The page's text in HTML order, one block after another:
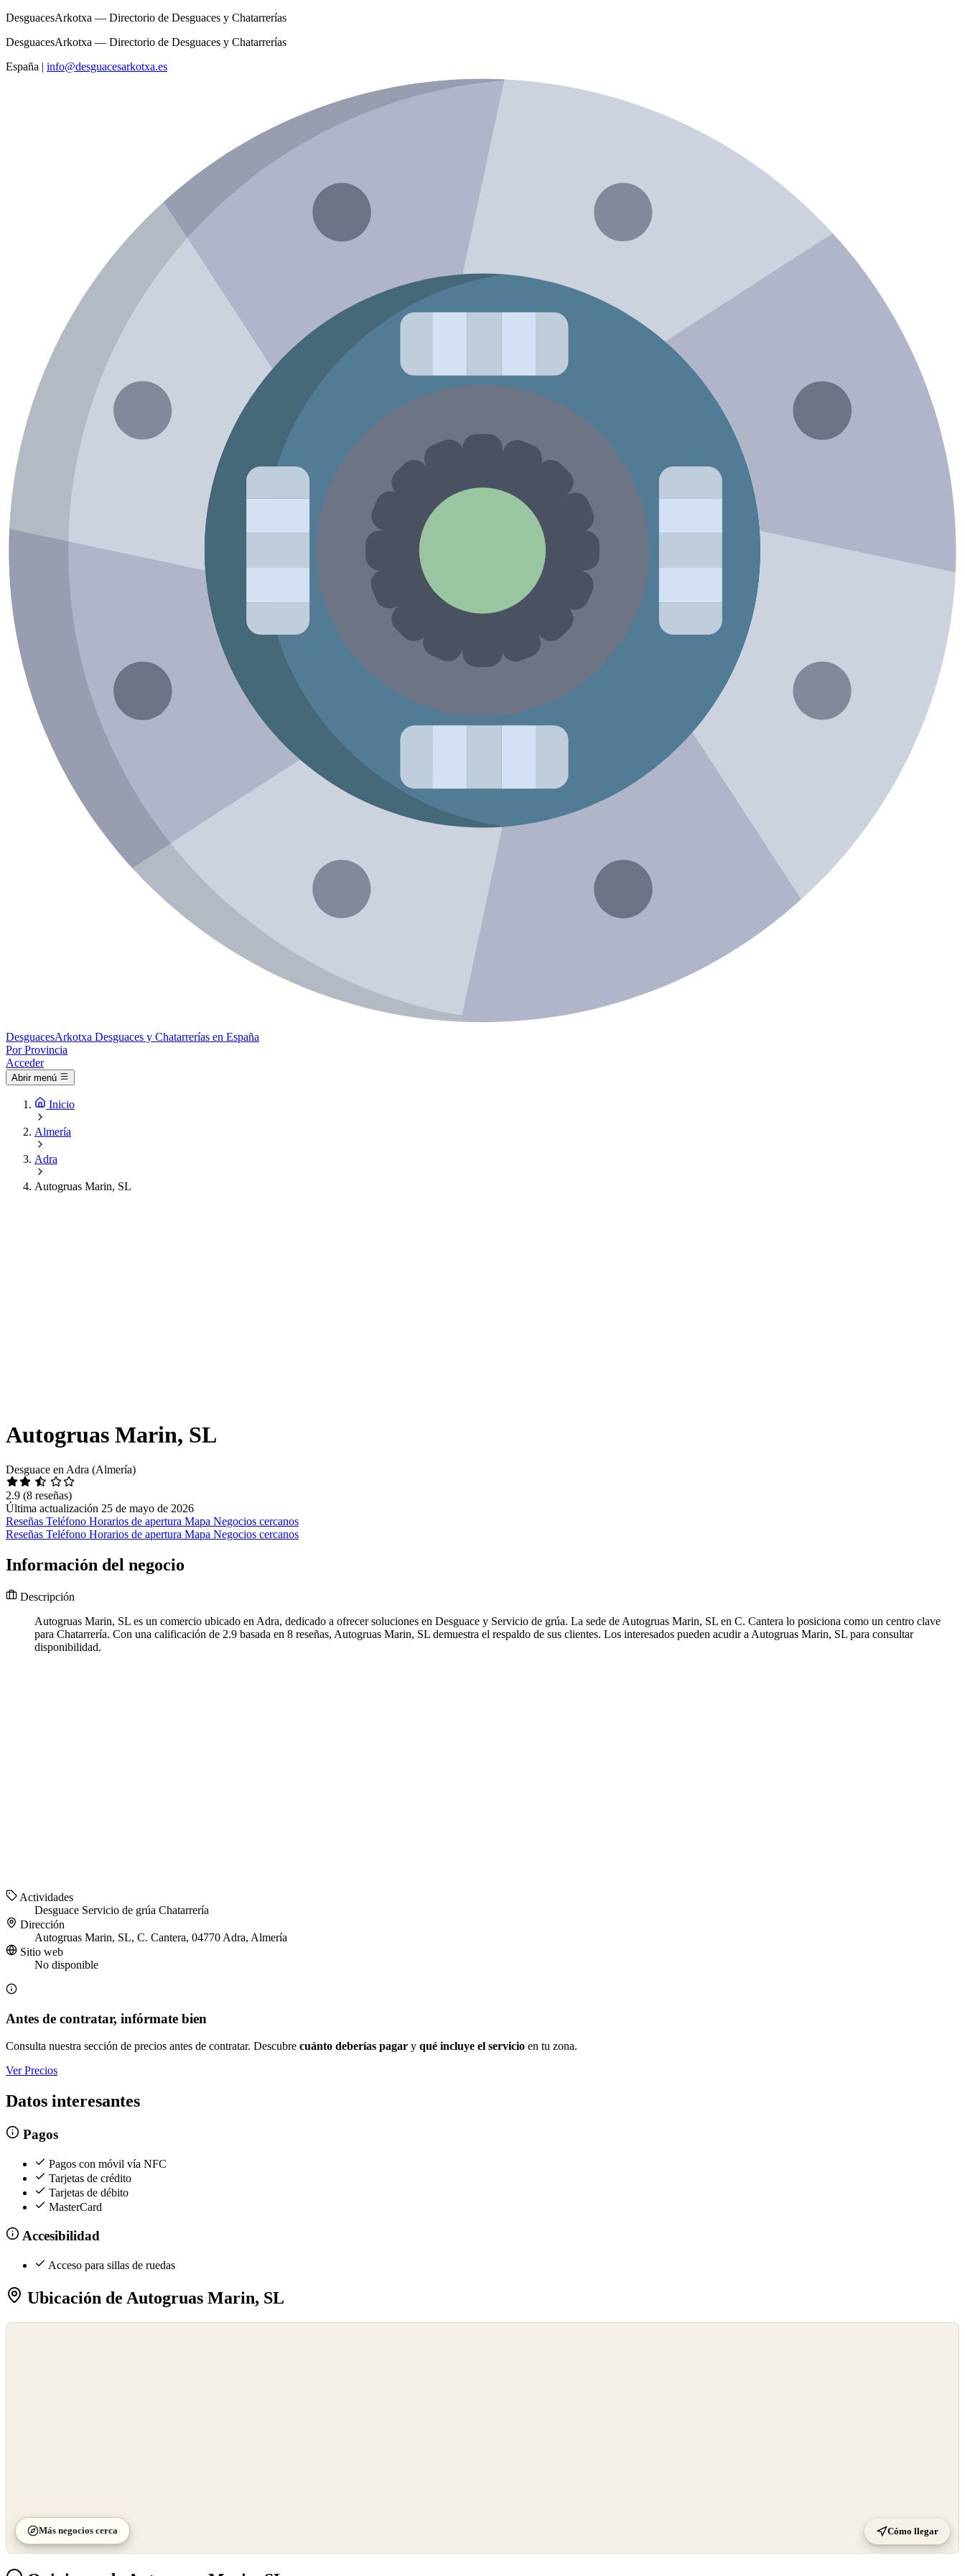
DesguacesArkotxa — Directorio de Desguaces y Chatarrerías
DesguacesArkotxa — Directorio de Desguaces y Chatarrerías
España | info@desguacesarkotxa.es
DesguacesArkotxa Desguaces y Chatarrerías en España
Por Provincia
Acceder
Abrir menú
Inicio
Almería
Adra
Autogruas Marin, SL
Autogruas Marin, SL
Desguace en Adra (Almería)
2.9 (8 reseñas)
Última actualización 25 de mayo de 2026
Reseñas Teléfono Horarios de apertura Mapa Negocios cercanos
Reseñas Teléfono Horarios de apertura Mapa Negocios cercanos
Información del negocio
Descripción
Autogruas Marin, SL es un comercio ubicado en Adra, dedicado a ofrecer soluciones en Desguace y Servicio de grúa. La sede de Autogruas Marin, SL en C. Cantera lo posiciona como un centro clave
para Chatarrería. Con una calificación de 2.9 basada en 8 reseñas, Autogruas Marin, SL demuestra el respaldo de sus clientes. Los interesados pueden acudir a Autogruas Marin, SL para consultar
disponibilidad.
Actividades
Desguace Servicio de grúa Chatarrería
Dirección
Autogruas Marin, SL, C. Cantera, 04770 Adra, Almería
Sitio web
No disponible
Antes de contratar, infórmate bien
Consulta nuestra sección de precios antes de contratar. Descubre cuánto deberías pagar y qué incluye el servicio en tu zona.
Ver Precios
Datos interesantes
Pagos
Pagos con móvil vía NFC
Tarjetas de crédito
Tarjetas de débito
MasterCard
Accesibilidad
Acceso para sillas de ruedas
Ubicación de Autogruas Marin, SL
Más negocios cerca Cómo llegar